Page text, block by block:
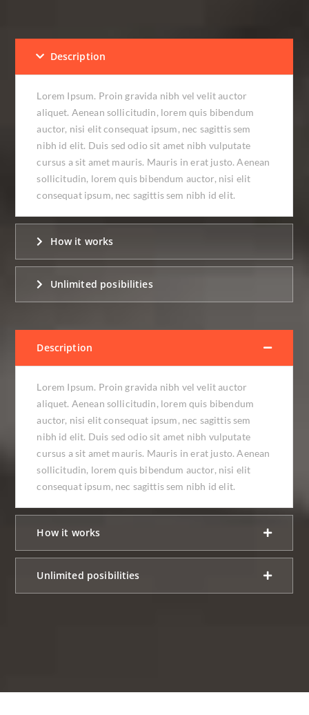
Description
Lorem Ipsum. Proin gravida nibh vel velit auctor
aliquet. Aenean sollicitudin, lorem quis bibendum
auctor, nisi elit consequat ipsum, nec sagittis sem
nibh id elit. Duis sed odio sit amet nibh vulputate
cursus a sit amet mauris. Mauris in erat justo. Aenean
sollicitudin, lorem quis bibendum auctor, nisi elit
consequat ipsum, nec sagittis sem nibh id elit.
How it works
Unlimited posibilities
Description
Lorem Ipsum. Proin gravida nibh vel velit auctor
aliquet. Aenean sollicitudin, lorem quis bibendum
auctor, nisi elit consequat ipsum, nec sagittis sem
nibh id elit. Duis sed odio sit amet nibh vulputate
cursus a sit amet mauris. Mauris in erat justo. Aenean
sollicitudin, lorem quis bibendum auctor, nisi elit
consequat ipsum, nec sagittis sem nibh id elit.
How it works
Unlimited posibilities